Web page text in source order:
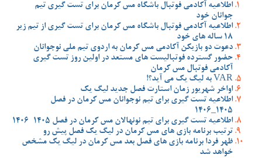
اطلاعیه آکادمی فوتبال باشگاه مس کرمان برای تست گیری تیم
جوانان خود
اطلاعیه آکادمی فوتبال باشگاه مس کرمان برای تست گیری از تیم زیر
18 ساله های خود
دعوت دو بازیکن آکادمی مس کرمان به اردوی تیم ملی نوجوانان
حضور گسترده فوتبالیست های مستعد در اولین روز تست گیری
آکادمی فوتبال مس کرمان
VAR به لیگ یک می آید؟!
اواخر شهریور زمان استارت فصل جدید لیگ یک
اطلاعیه تست گیری برای تیم نوجوانان مس کرمان در فصل
1405_1406
اطلاعیه تست گیری برای تیم نونهالان مس کرمان در فصل 1405-1406
ترتیب برنامه بازی های مس کرمان در لیگ یک فصل پیش رو
ظهر فردا برنامه بازی های فصل بعد مس کرمان در لیگ یک مشخص
خواهد شد